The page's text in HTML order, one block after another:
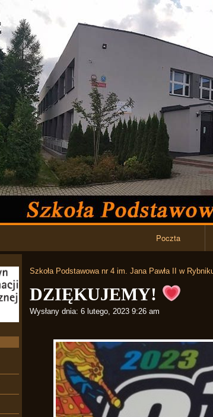
Poczta
Szkoła Podstawowa nr 4 im. Jana Pawła II w
DZIĘKUJEMY!
Wysłany dnia: 6 lutego, 2023 9:26 am